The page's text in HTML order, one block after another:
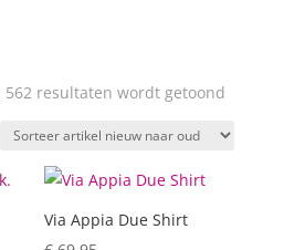
562 resultaten wordt getoond
Via Appia Due Shirt